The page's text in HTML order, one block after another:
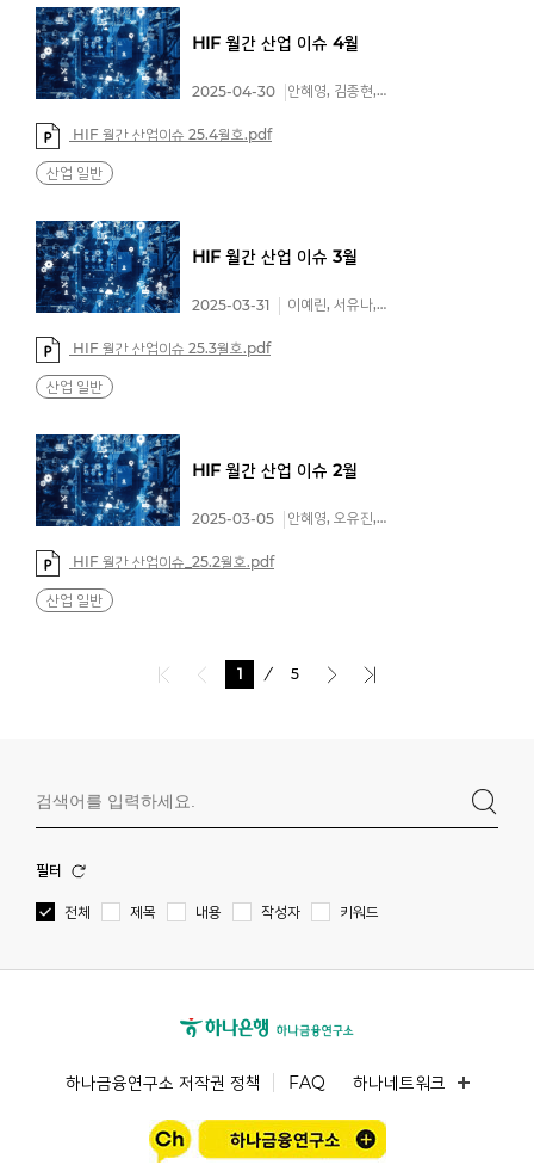
HIF 월간 산업 이슈 4월
HIF 월간 산업이슈 25.4월호.pdf
산업 일반
2025-04-30 안혜영, 김종현, 이예린
HIF 월간 산업 이슈 3월
HIF 월간 산업이슈 25.3월호.pdf
산업 일반
2025-03-31 이예린, 서유나, 김종현
HIF 월간 산업 이슈 2월
HIF 월간 산업이슈_25.2월호.pdf
산업 일반
2025-03-05 안혜영, 오유진, 신유란
1 5
필터
전체 제목 내용 작성자 키워드
하나금융연구소 저작권 정책 FAQ 하나네트워크